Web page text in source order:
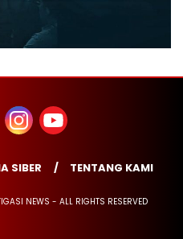
SIBER TENTANG KAMI
NEWS - ALL RIGHTS RESERVED